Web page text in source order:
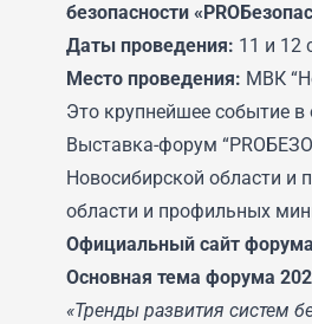
безопасности
Даты проведения: 11 и 12
Место проведения: МВК
Это крупнейшее событие в
Выставка-форум
Новосибирской области и
области и профильных
Официальный сайт
Основная тема форума
«Тренды развития систем